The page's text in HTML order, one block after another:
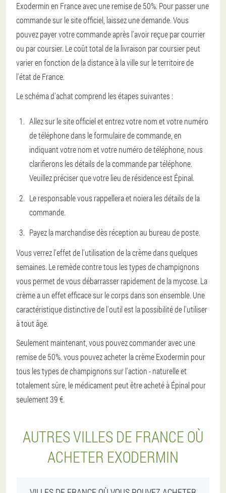
Exodermin en France avec une remise de 50%. Pour passer une
commande sur le site officiel, laissez une demande. Vous
pouvez payer votre commande après l'avoir reçue par courrier
ou par coursier. Le coût total de la livraison par coursier peut
varier en fonction de la distance à la ville sur le territoire de
l'état de France.
Le schéma d'achat comprend les étapes suivantes :
Allez sur le site officiel et entrez votre nom et votre numéro
de téléphone dans le formulaire de commande, en
indiquant votre nom et votre numéro de téléphone, nous
clarifierons les détails de la commande par téléphone.
Veuillez préciser que votre lieu de résidence est Épinal.
Le responsable vous rappellera et noiera les détails de la
commande.
Payez la marchandise dès réception au bureau de poste.
Vous verrez l'effet de l'utilisation de la crème dans quelques
semaines. Le remède contre tous les types de champignons
vous permet de vous débarrasser rapidement de la mycose. La
crème a un effet efficace sur le corps dans son ensemble. Une
caractéristique distinctive de l'outil est la possibilité de l'utiliser
à tout âge.
Seulement maintenant, vous pouvez commander avec une
remise de 50%. vous pouvez acheter la crème Exodermin pour
tous les types de champignons sur l'action - naturelle et
totalement sûre, le médicament peut être acheté à Épinal pour
seulement 39 €.
AUTRES VILLES DE FRANCE OÙ
ACHETER EXODERMIN